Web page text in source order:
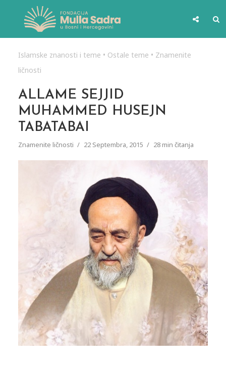
Islamske znanosti i teme • Ostale teme • Znamenite
ličnosti
ALLAME SEJJID
MUHAMMED HUSEJN
TABATABAI
Znamenite ličnosti 22 Septembra, 2015 28 min čitanja